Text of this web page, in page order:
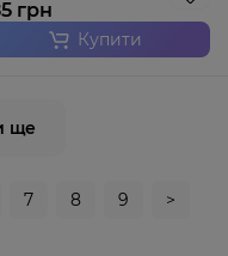
грн
Купити
ще
7 8 9 >